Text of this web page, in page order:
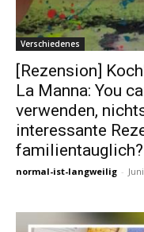
Verschiedenes
[Rezension]
La Manna: You
verwenden,
interessante
familientauglich?
normal-ist-langweilig -